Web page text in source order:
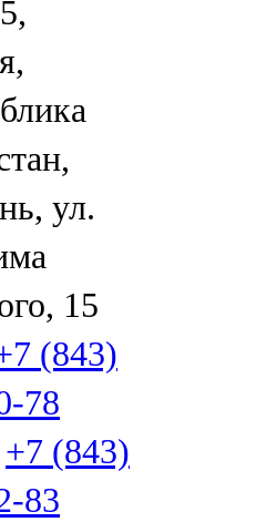
ул.
15
(843)
78
+7 (843)
83